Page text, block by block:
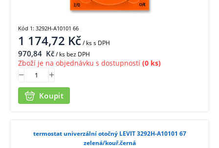
1 174,72 Kč/ kss DPH
970,84 Kč/ ks bez DPH
Zboží je na objednávku s dostupností (0 ks)
Koupit
Kód 1: 3292H-A10101 66
termostat univerzální otočný LEVIT 3292H-A10101 67
zelená/kouř.černá